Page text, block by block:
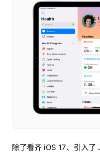
除了看齐 iOS 17、引入